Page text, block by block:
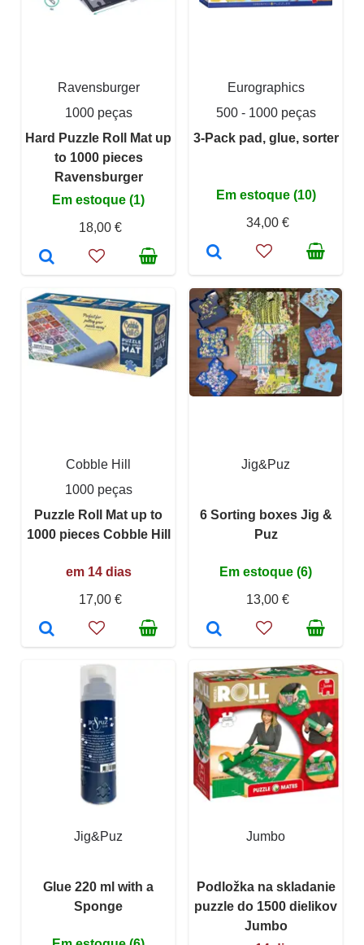
Ravensburger
1000 peças
Hard Puzzle Roll Mat up
to 1000 pieces
Ravensburger
Em estoque (1)
18,00 €
Eurographics
500 - 1000 peças
3-Pack pad, glue, sorter
Em estoque (10)
34,00 €
Cobble Hill
1000 peças
Puzzle Roll Mat up to
1000 pieces Cobble Hill
em 14 dias
17,00 €
Jig&Puz
6 Sorting boxes Jig &
Puz
Em estoque (6)
13,00 €
Jig&Puz
Glue 220 ml with a
Sponge
Jumbo
Podložka na skladanie
puzzle do 1500 dielikov
Jumbo